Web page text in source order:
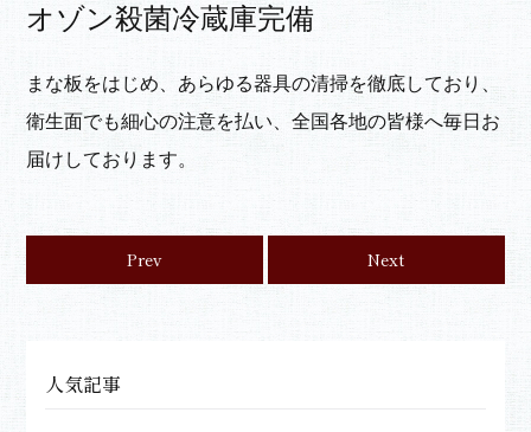
オゾン殺菌冷蔵庫完備
まな板をはじめ、あらゆる器具の清掃を徹底しており、
衛生面でも細心の注意を払い、全国各地の皆様へ毎日お
届けしております。
Prev Next
人気記事